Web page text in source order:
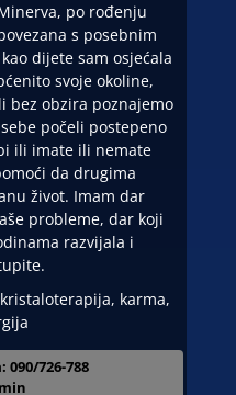
po rođenju
s posebnim
dijete sam osjećala
svoje okoline,
bez obzira poznajemo
počeli postepeno
ili imate ili nemate
da drugima
život. Imam dar
probleme, dar koji
razvijala i
karma,
726-788